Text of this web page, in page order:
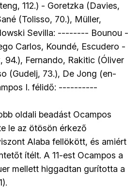
112.) - Goretzka (Davies,
(Tolisso, 70.), Müller,
Sevilla: -------- Bounou -
Carlos, Koundé, Escudero -
94.), Fernando, Rakitic (Óliver
(Gudelj, 73.), De Jong (en-
I. félidő: ----------
oldali beadást Ocampos
le az ötösön érkező
Alaba fellökött, és amiért
ítélt. A 11-est Ocampos a
mellett higgadtan gurította a